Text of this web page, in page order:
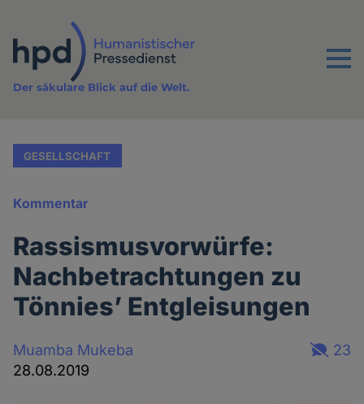
Inhalt
Menu
Der säkulare Blick auf die Welt.
GESELLSCHAFT
Kommentar
Rassismusvorwürfe:
Nachbetrachtungen zu
Tönnies’ Entgleisungen
Muamba Mukeba
28.08.2019
23